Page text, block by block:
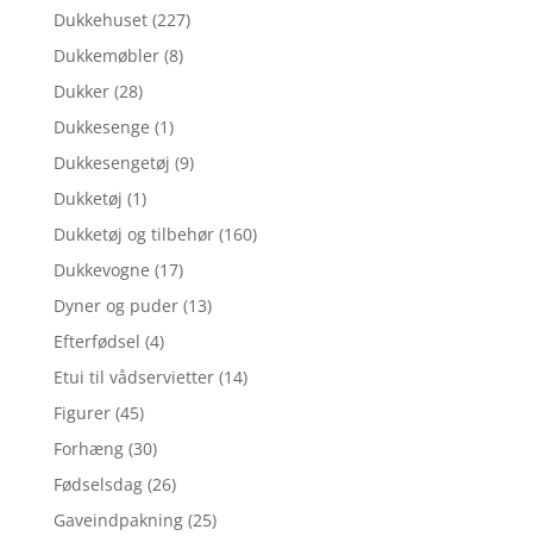
Dukkehuset (227)
Dukkemøbler (8)
Dukker (28)
Dukkesenge (1)
Dukkesengetøj (9)
Dukketøj (1)
Dukketøj og tilbehør (160)
Dukkevogne (17)
Dyner og puder (13)
Efterfødsel (4)
Etui til vådservietter (14)
Figurer (45)
Forhæng (30)
Fødselsdag (26)
Gaveindpakning (25)